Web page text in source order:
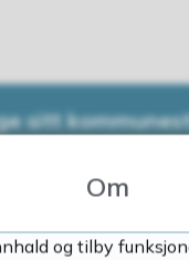
sitt
Om
og tilby